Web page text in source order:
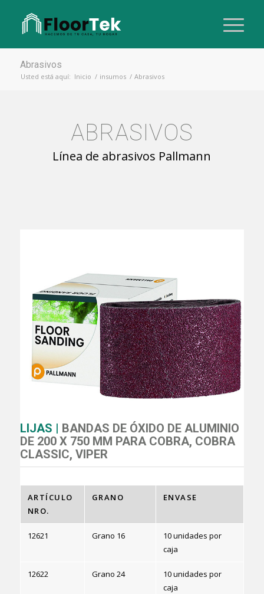
Abrasivos
Usted está aquí: Inicio / insumos / Abrasivos
ABRASIVOS
Línea de abrasivos Pallmann
LIJAS | BANDAS DE ÓXIDO DE ALUMINIO
DE 200 X 750 MM PARA COBRA, COBRA
CLASSIC, VIPER
ARTÍCULO
NRO.
GRANO ENVASE
12621 Grano 16
10 unidades por
caja
12622 Grano 24
10 unidades por
caja